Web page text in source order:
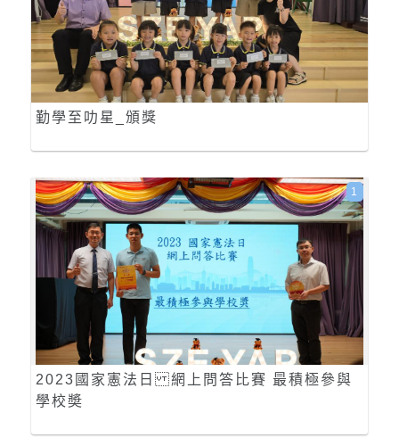
勤學至叻星_頒獎
2023國家憲法日 網上問答比賽 最積極參與
學校奬
1